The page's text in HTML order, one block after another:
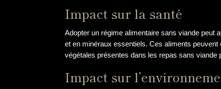
Impact sur la santé
Adopter un régime alimentaire sans viande peut
et en minéraux essentiels. Ces aliments
végétales présentes dans les repas sans
Impact sur